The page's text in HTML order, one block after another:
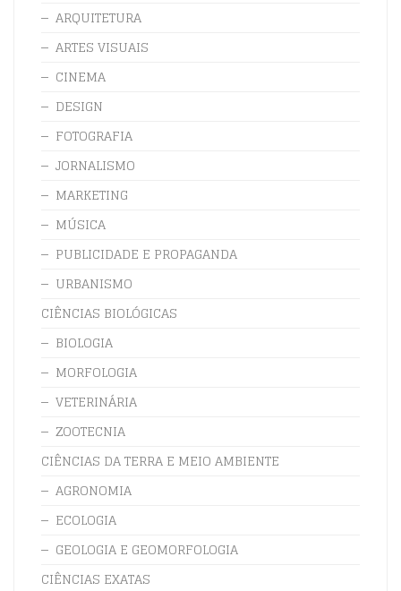
ARQUITETURA
ARTES VISUAIS
CINEMA
DESIGN
FOTOGRAFIA
JORNALISMO
MARKETING
MÚSICA
PUBLICIDADE E PROPAGANDA
URBANISMO
CIÊNCIAS BIOLÓGICAS
BIOLOGIA
MORFOLOGIA
VETERINÁRIA
ZOOTECNIA
CIÊNCIAS DA TERRA E MEIO AMBIENTE
AGRONOMIA
ECOLOGIA
GEOLOGIA E GEOMORFOLOGIA
CIÊNCIAS EXATAS